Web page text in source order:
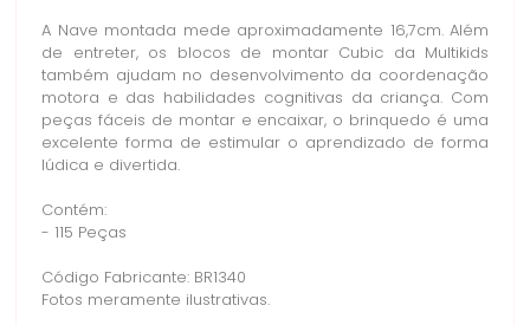
A Nave montada mede aproximadamente 16,7cm. Além
de entreter, os blocos de montar Cubic da Multikids
também ajudam no desenvolvimento da coordenação
motora e das habilidades cognitivas da criança. Com
peças fáceis de montar e encaixar, o brinquedo é uma
excelente forma de estimular o aprendizado de forma
lúdica e divertida.
Contém:
- 115 Peças
Código Fabricante: BR1340
Fotos meramente ilustrativas.